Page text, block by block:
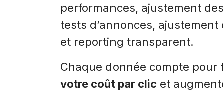
performances, ajustement
tests d’annonces, ajustement
et reporting transparent.
Chaque donnée compte pour
votre coût par clic et